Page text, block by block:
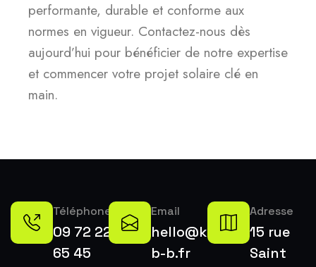
performante, durable et conforme aux
normes en vigueur. Contactez-nous dès
aujourd’hui pour bénéficier de notre expertise
et commencer votre projet solaire clé en
main.
Téléphone
09 72 22
65 45
Email
hello@k-
b-b.fr
Adresse
15 rue
Saint